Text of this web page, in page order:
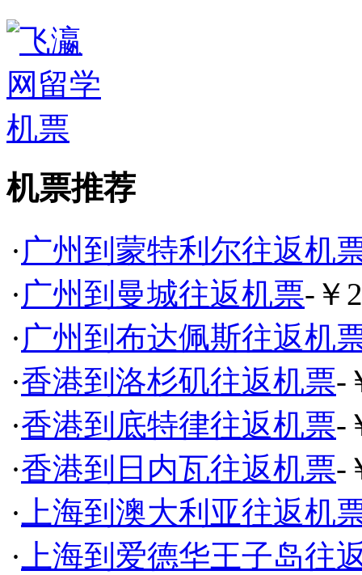
机票推荐
·广州到蒙特利尔往返机
·广州到曼城往返机票-￥
·广州到布达佩斯往返机
·香港到洛杉矶往返机票-
·香港到底特律往返机票-
·香港到日内瓦往返机票-
· 上海到澳大利亚往返机
· 上海到爱德华王子岛往